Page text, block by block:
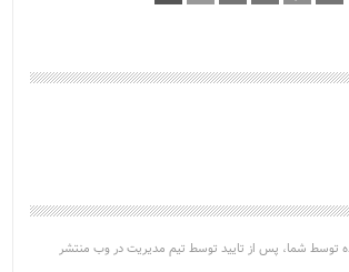
توسط شما، پس از تایید توسط تیم مدیریت در وب منتشر